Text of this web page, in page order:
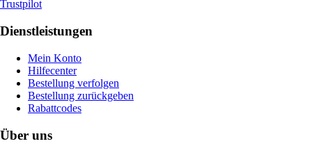
Trustpilot
Dienstleistungen
Mein Konto
Hilfecenter
Bestellung verfolgen
Bestellung zurückgeben
Rabattcodes
Über uns